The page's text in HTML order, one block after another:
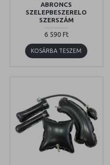
ABRONCS
SZELEPBESZERELO
SZERSZÁM
6 590 Ft
KOSÁRBA TESZEM